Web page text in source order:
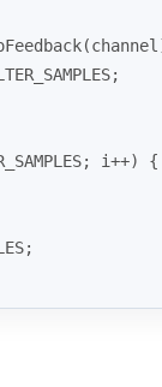
i++) {